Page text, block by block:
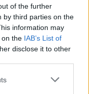
of the further
by third parties on the
information may
on the IAB’s List of
disclose it to other